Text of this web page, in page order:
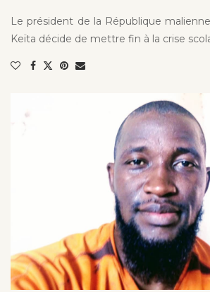
Le président de la République
Keïta décide de mettre fin à la crise